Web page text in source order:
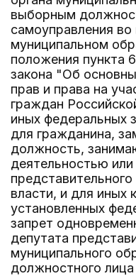
выборным
самоуправления
муниципальном
положения пункта
закона "Об
прав и права на
граждан
иных федеральных
для гражданина,
должность,
деятельностью
власти, и для иных
установленных
запрет
депутата
муниципального
должностного